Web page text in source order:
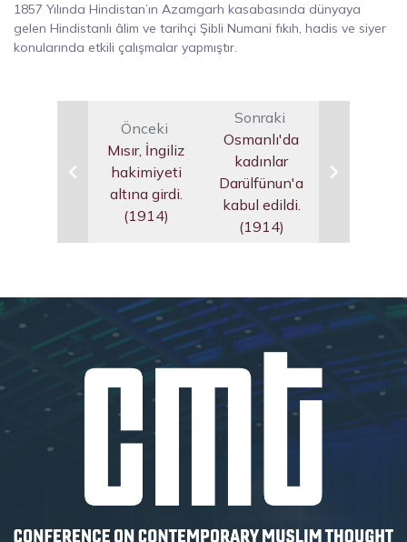
1857 Yılında Hindistan’ın Azamgarh kasabasında dünyaya
gelen Hindistanlı âlim ve tarihçi Şibli Numani fıkıh, hadis ve siyer
konularında etkili çalışmalar yapmıştır.
Önceki
Mısır, İngiliz
hakimiyeti
altına girdi.
(1914)
Sonraki
Osmanlı'da
kadınlar
Darülfünun'a
kabul edildi.
(1914)